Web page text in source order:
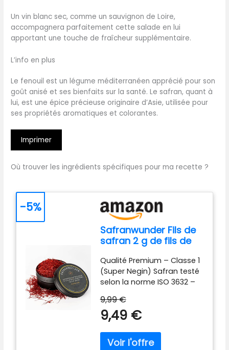
Un vin blanc sec, comme un sauvignon de Loire,
accompagnera parfaitement cette salade en lui
apportant une touche de fraîcheur supplémentaire.
L’info en plus
Le fenouil est un légume méditerranéen apprécié pour son
goût anisé et ses bienfaits sur la santé. Le safran, quant à
lui, est une épice précieuse originaire d’Asie, utilisée pour
ses propriétés aromatiques et colorantes.
Imprimer
Où trouver les ingrédients spécifiques pour ma recette ?
Safranwunder Fils de
safran 2 g de fils de
supérieure - Classe 1
(Super Negin)
Qualité Premium – Classe 1
(Super Negin) Safran testé
selon la norme ISO 3632 –
couleur intense, un arôme
puissant et une saveur
riche – idéal pour des
recettes raffinées. 100% Pur
& Récolté à la main
9,99 €
9,49 €
-5%